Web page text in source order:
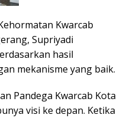
Kwarcab
Supriyadi
hasil
mekanisme yang baik.
Pandega Kwarcab Kota
visi ke depan. Ketika